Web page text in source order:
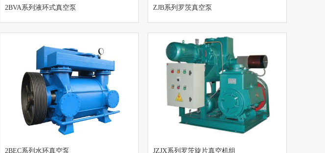
2BVA系列液环式真空泵 ZJB系列罗茨真空泵
2BEC系列水环真空泵 JZJX系列罗茨旋片真空机组